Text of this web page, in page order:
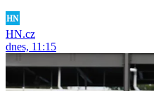
HN.cz
dnes, 11:15